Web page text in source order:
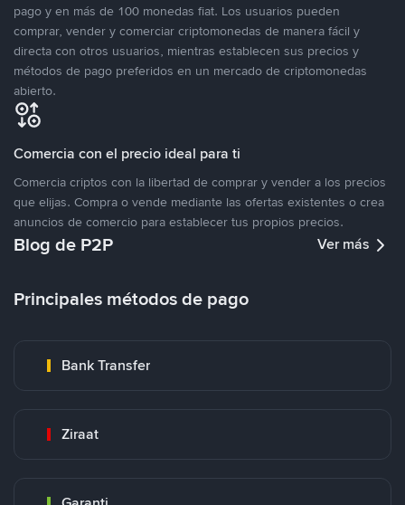
pago y en más de 100 monedas fiat. Los usuarios pueden
comprar, vender y comerciar criptomonedas de manera fácil y
directa con otros usuarios, mientras establecen sus precios y
métodos de pago preferidos en un mercado de criptomonedas
abierto.
Comercia con el precio ideal para ti
Comercia criptos con la libertad de comprar y vender a los precios
que elijas. Compra o vende mediante las ofertas existentes o crea
anuncios de comercio para establecer tus propios precios.
Blog de P2P Ver más
Principales métodos de pago
Bank Transfer
Ziraat